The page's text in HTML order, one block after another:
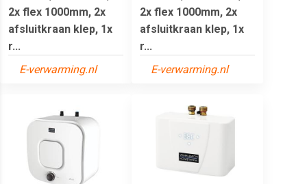
2x flex 1000mm, 2x
afsluitkraan klep, 1x
r...
E-verwarming.nl
2x flex 1000mm, 2x
afsluitkraan klep, 1x
r...
E-verwarming.nl